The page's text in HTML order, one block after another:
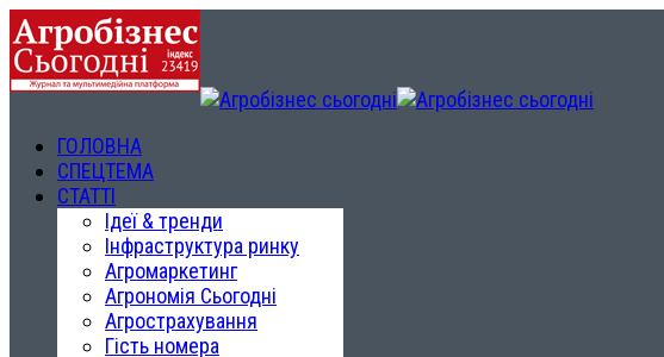
ГОЛОВНА
СПЕЦТЕМА
СТАТТІ
Ідеї & тренди
Інфраструктура ринку
Агромаркетинг
Агрономія Сьогодні
Агрострахування
Гість номера